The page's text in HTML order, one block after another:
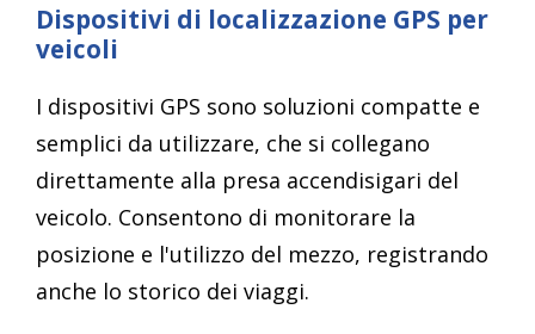
Dispositivi di localizzazione GPS per
veicoli
I dispositivi GPS sono soluzioni compatte e
semplici da utilizzare, che si collegano
direttamente alla presa accendisigari del
veicolo. Consentono di monitorare la
posizione e l'utilizzo del mezzo, registrando
anche lo storico dei viaggi.